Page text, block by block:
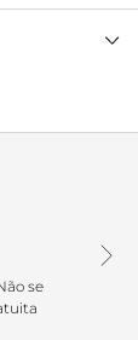
toque de
busca uma
se